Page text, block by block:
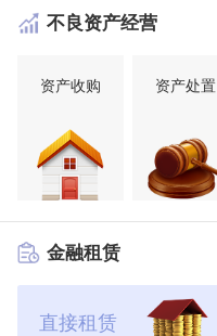
不良资产经营
资产收购 资产处置
金融租赁
直接租赁